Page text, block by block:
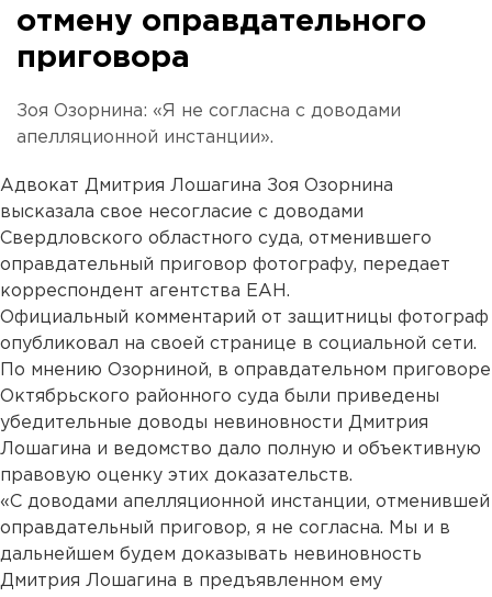
отмену оправдательного
приговора
Зоя Озорнина: «Я не согласна с доводами
апелляционной инстанции».
Адвокат Дмитрия Лошагина Зоя Озорнина
высказала свое несогласие с доводами
Свердловского областного суда, отменившего
оправдательный приговор фотографу, передает
корреспондент агентства ЕАН.
Официальный комментарий от защитницы фотограф
опубликовал на своей странице в социальной сети.
По мнению Озорниной, в оправдательном приговоре
Октябрьского районного суда были приведены
убедительные доводы невиновности Дмитрия
Лошагина и ведомство дало полную и объективную
правовую оценку этих доказательств.
«С доводами апелляционной инстанции, отменившей
оправдательный приговор, я не согласна. Мы и в
дальнейшем будем доказывать невиновность
Дмитрия Лошагина в предъявленном ему